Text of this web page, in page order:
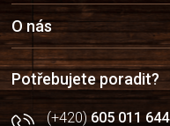
a
t
í
O nás
Potřebujete poradit?
(+420)605 011 644